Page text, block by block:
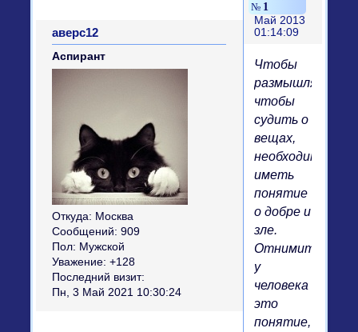
1
Май 2013
01:14:09
аверс12
Аспирант
Откуда: Москва
Сообщений: 909
Пол: Мужской
Уважение: +128
Последний визит:
Пн, 3 Май 2021 10:30:24
Чтобы
размышлять,
чтобы
судить о
вещах,
необходимо
иметь
понятие
о добре и
зле.
Отнимите
у
человека
это
понятие,